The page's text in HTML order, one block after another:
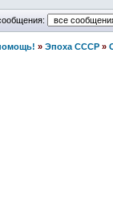
» Эпоха СССР »